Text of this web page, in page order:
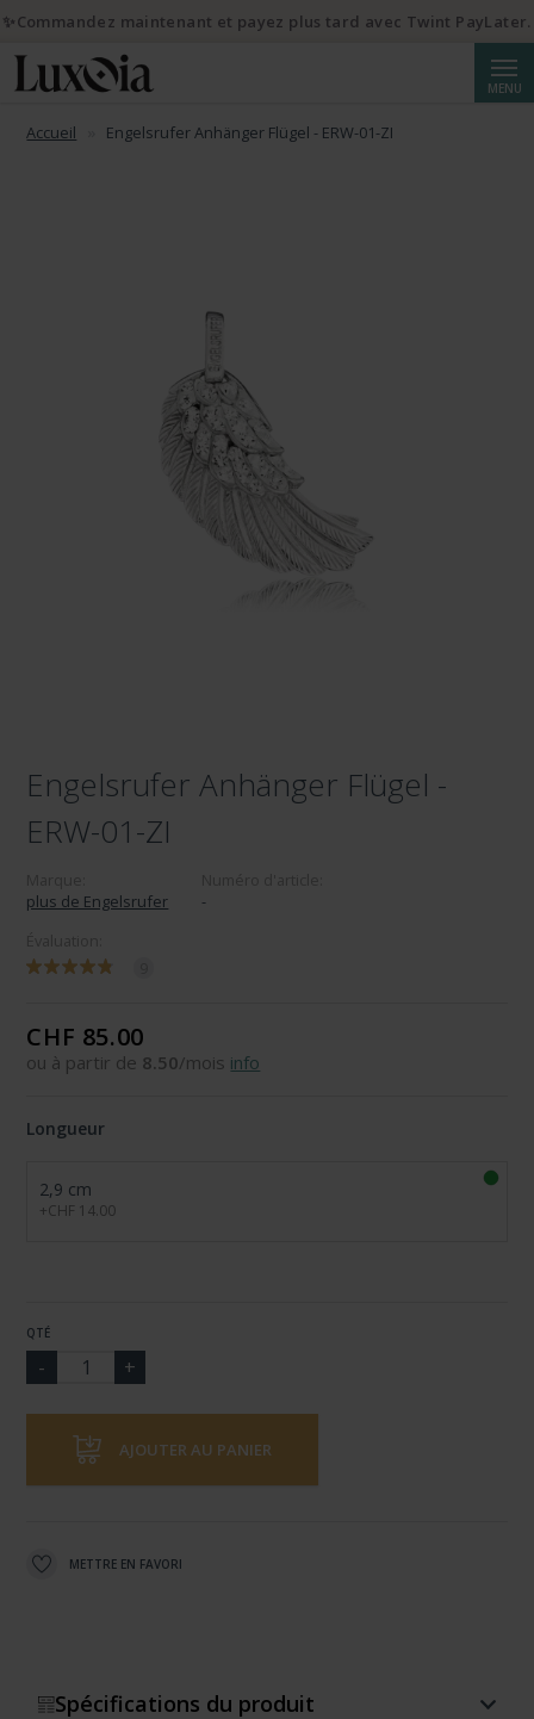
MENU
Accueil Engelsrufer Anhänger Flügel - ERW-01-ZI
Engelsrufer Anhänger Flügel -
ERW-01-ZI
plus de Engelsrufer
-
CHF 85.00
ou à partir de 8.50/mois info
Longueur
2,9 cm
+CHF 14.00
QTÉ
AJOUTER AU PANIER
METTRE EN FAVORI
Spécifications du produit
✨Commandez maintenant et payez plus tard avec Twint PayLater.